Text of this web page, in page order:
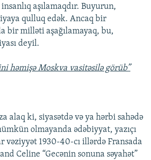
aşılamaqdır. Buyurun,
qulluq edək. Ancaq bir
bir milləti aşağılamayaq, bu,
deyil.
həmişə Moskva vasitəsilə görüb”
alaq ki, siyasətdə və ya hərbi sahədə
olmayanda ədəbiyyat, yazıçı
vəziyyət 1930-40-cı illərdə Fransada
Celine “Gecənin sonuna səyahət”